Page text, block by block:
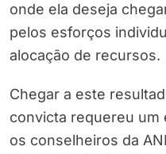
onde ela deseja
pelos esforços
alocação de recursos.
Chegar a este
convicta requereu
os conselheiros da